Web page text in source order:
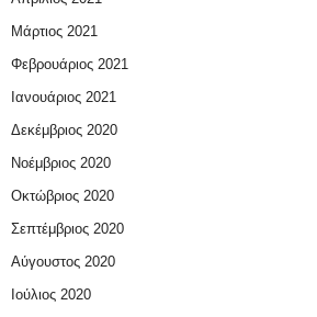
Μάρτιος 2021
Φεβρουάριος 2021
Ιανουάριος 2021
Δεκέμβριος 2020
Νοέμβριος 2020
Οκτώβριος 2020
Σεπτέμβριος 2020
Αύγουστος 2020
Ιούλιος 2020